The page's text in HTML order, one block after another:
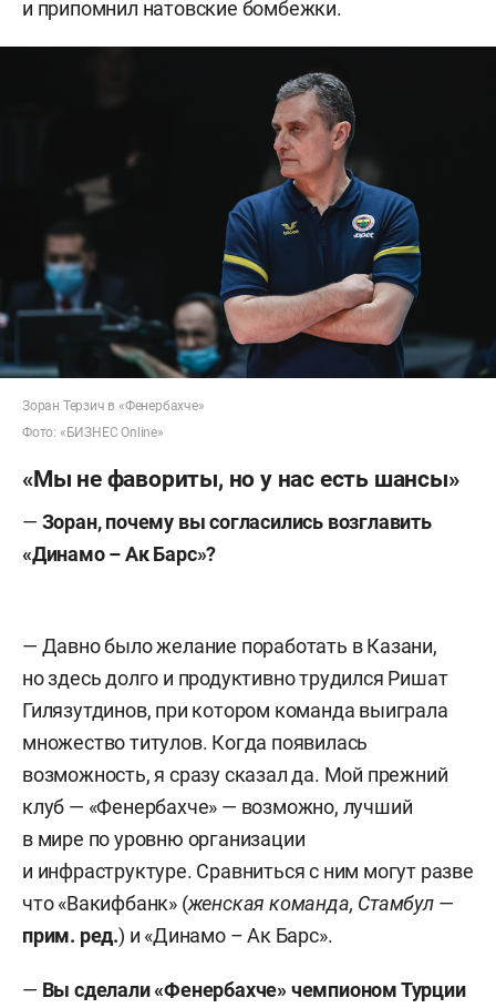
и припомнил натовские бомбежки.
Зоран Терзич в «Фенербахче»
Фото: «БИЗНЕС Online»
«Мы не фавориты, но у нас есть шансы»
— Зоран, почему вы согласились возглавить
«Динамо – Ак Барс»?
— Давно было желание поработать в Казани,
но здесь долго и продуктивно трудился Ришат
Гилязутдинов, при котором команда выиграла
множество титулов. Когда появилась
возможность, я сразу сказал да. Мой прежний
клуб — «Фенербахче» — возможно, лучший
в мире по уровню организации
и инфраструктуре. Сравниться с ним могут разве
что «Вакифбанк» (женская команда, Стамбул—
прим. ред.) и «Динамо – Ак Барс».
— Вы сделали «Фенербахче» чемпионом Турции